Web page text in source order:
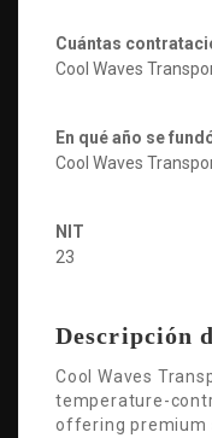
Cuántas
Cool Waves
En qué año se
Cool Waves
NIT
23
Descripción
Cool Waves
temperature-
offering premium